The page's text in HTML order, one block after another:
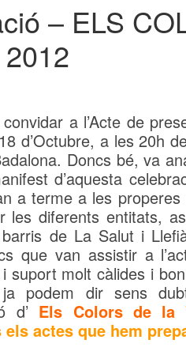
– ELS
a l’Acte de
d’Octubre, a les 20h
Doncs bé, va
d’aquesta
a terme a les properes
diferents entitats,
de La Salut i
que van assistir a
suport molt càlides i
podem dir sens
d’ Els Colors de la
actes que hem